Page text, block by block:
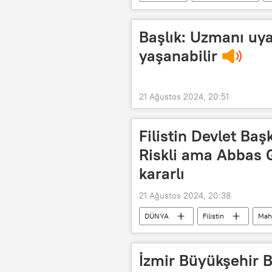
UEFA
Okan Buruk
Başlık: Uzmanı
yaşanabilir
21 Ağustos 2024, 20:51
Filistin Devlet
Riskli ama Abbas
kararlı
21 Ağustos 2024, 20:38
DÜNYA Filistin
İsrail
BM Birleşmiş
İzmir Büyükşehir